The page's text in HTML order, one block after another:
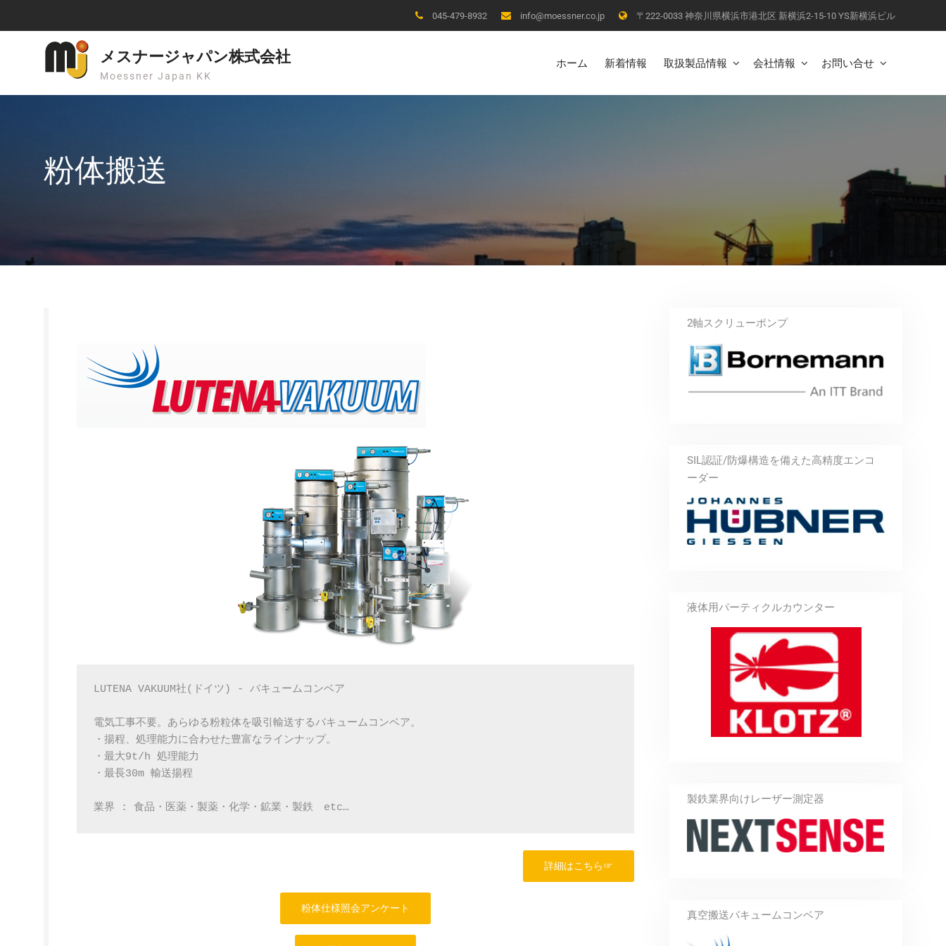
045-479-8932 info@moessner.co.jp 〒222-0033 神奈川県横浜市港北区 新横浜2-15-10 YS新横浜ビル
メスナージャパン株式会社
Moessner Japan KK
ホーム 新着情報 取扱製品情報 会社情報 お問い合せ
粉体搬送
LUTENA VAKUUM社(ドイツ) - バキュームコンベア
電気工事不要。あらゆる粉粒体を吸引輸送するバキュームコンベア。
・揚程、処理能力に合わせた豊富なラインナップ。
・最大9t/h 処理能力
・最長30m 輸送揚程
業界 : 食品・医薬・製薬・化学・鉱業・製鉄　etc…
詳細はこちら☞
粉体仕様照会アンケート
2軸スクリューポンプ
SIL認証/防爆構造を備えた高精度エンコ
ーダー
液体用パーティクルカウンター
製鉄業界向けレーザー測定器
真空搬送バキュームコンベア